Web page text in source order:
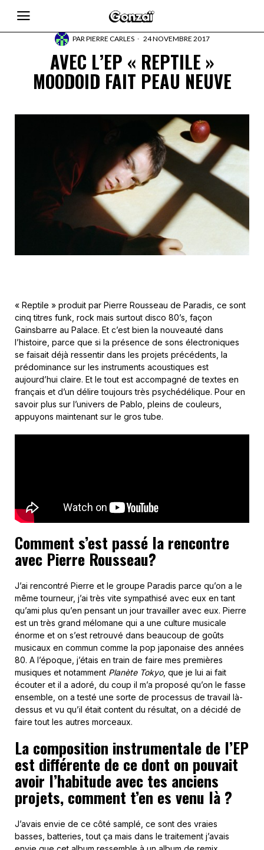
PARPIERRE CARLES 24 NOVEMBRE 2017
AVEC L’EP « REPTILE »
MOODOID FAIT PEAU NEUVE
« Reptile » produit par Pierre Rousseau de Paradis, ce sont
cinq titres funk, rock mais surtout disco 80’s, façon
Gainsbarre au Palace. Et c’est bien la nouveauté dans
l’histoire, parce que si la présence de sons électroniques
se faisait déjà ressentir dans les projets précédents, la
prédominance sur les instruments acoustiques est
aujourd’hui claire. Et le tout est accompagné de textes en
français et d’un délire toujours très psychédélique. Pour en
savoir plus sur l’univers de Pablo, pleins de couleurs,
appuyons maintenant sur le gros tube.
Comment s’est passé la rencontre
avec Pierre Rousseau?
J’ai rencontré Pierre et le groupe Paradis parce qu’on a le
même tourneur, j’ai très vite sympathisé avec eux en tant
qu’ami plus qu’en pensant un jour travailler avec eux. Pierre
est un très grand mélomane qui a une culture musicale
énorme et on s’est retrouvé dans beaucoup de goûts
musicaux en commun comme la pop japonaise des années
80. A l’époque, j’étais en train de faire mes premières
musiques et notamment Planète Tokyo, que je lui ai fait
écouter et il a adoré, du coup il m’a proposé qu’on le fasse
ensemble, on a testé une sorte de processus de travail là-
dessus et vu qu’il était content du résultat, on a décidé de
faire tout les autres morceaux.
La composition instrumentale de l’EP
est différente de ce dont on pouvait
avoir l’habitude avec tes anciens
projets, comment t’en es venu là ?
J’avais envie de ce côté samplé, ce sont des vraies
basses, batteries, tout ça mais dans le traitement j’avais